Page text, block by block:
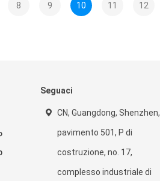
8 9 10 11 12
Seguaci
CN, Guangdong, Shenzhen,
pavimento 501, P di
costruzione, no. 17,
complesso industriale di